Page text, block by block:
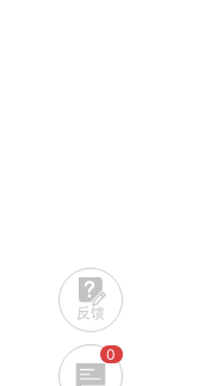
反馈
0